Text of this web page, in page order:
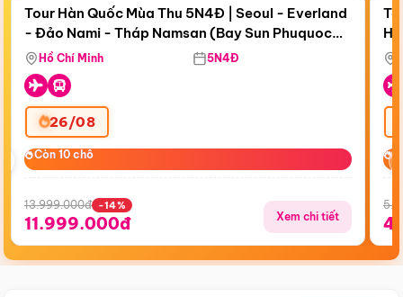
Còn18 ngày 06:14:43
Bay Sun Phuquoc Airways
Tour Hàn Quốc Mùa Thu 5N4Đ | Seoul - Everland
- Đảo Nami - Tháp Namsan (Bay Sun Phuquoc
Airways)
Hồ Chí Minh 5N4Đ
26/08
Còn 10 chỗ
Còn 10 chỗ
13.999.000đ -14%
11.999.000đ Xem chi tiết